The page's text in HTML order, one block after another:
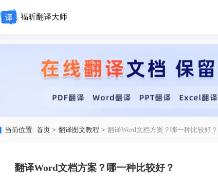
福昕翻译大师
当前位置: 首页 > 翻译图文教程 > 翻译Word文档方案？哪一种比较好？
翻译Word文档方案？哪一种比较好？